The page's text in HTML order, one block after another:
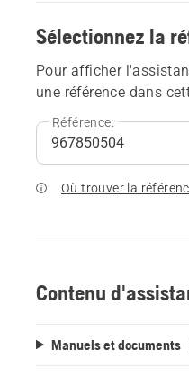
Sélectionnez la
Pour afficher
une référence dans
Référence:
Où trouver la
Contenu
Manuels et documents